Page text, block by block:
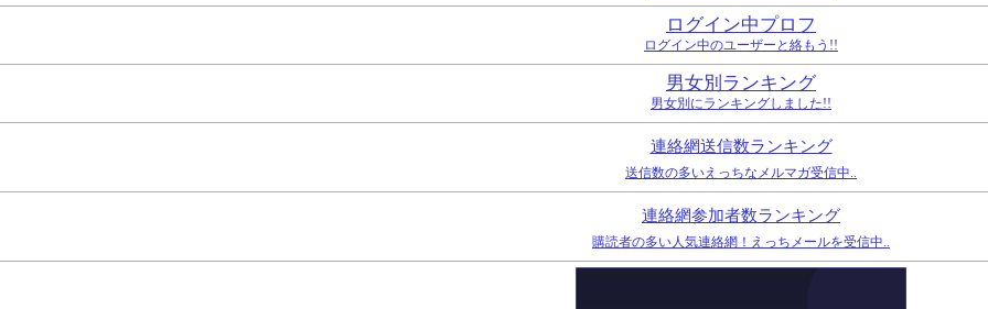
ログイン中プロフ
ログイン中のユーザーと絡もう!!
男女別ランキング
男女別にランキングしました!!
連絡網送信数ランキング
送信数の多いえっちなメルマガ受信中..
連絡網参加者数ランキング
購読者の多い人気連絡網！えっちメールを受信中..